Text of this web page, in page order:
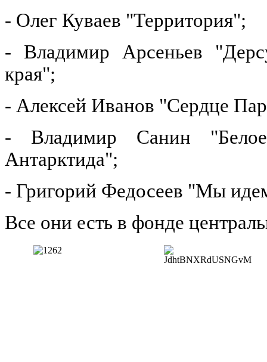
- Олег Куваев "Территория";
- Владимир Арсеньев
края";
- Алексей Иванов "Сердце
- Владимир Санин "Белое
Антарктида";
- Григорий Федосеев "Мы
Все они есть в фонде